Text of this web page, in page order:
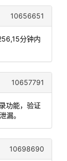
10656651
分钟内
10657791
功能，验证
漏。
10698690